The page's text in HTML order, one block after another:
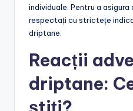
individuale. Pentru a
respectați cu strictețe
driptane.
Reacții
driptane: